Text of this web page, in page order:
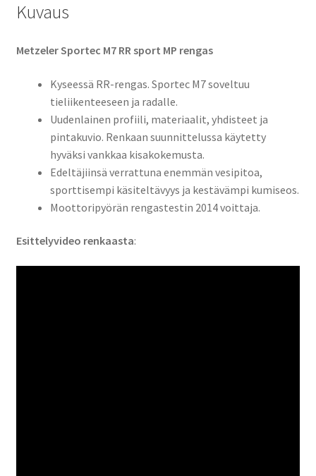
Kuvaus
Metzeler Sportec M7 RR sport MP rengas
Kyseessä RR-rengas. Sportec M7 soveltuu
tieliikenteeseen ja radalle.
Uudenlainen profiili, materiaalit, yhdisteet ja
pintakuvio. Renkaan suunnittelussa käytetty
hyväksi vankkaa kisakokemusta.
Edeltäjiinsä verrattuna enemmän vesipitoa,
sporttisempi käsiteltävyys ja kestävämpi kumiseos.
Moottoripyörän rengastestin 2014 voittaja.
Esittelyvideo renkaasta: